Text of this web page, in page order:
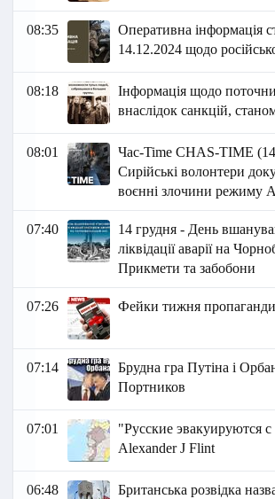
08:35
Оперативна інформація
14.12.2024 щодо
08:18
Інформація щодо
внаслідок санкцій,
08:01
Час-Time CHAS-TIME
Сирійські волонтери
воєнні злочини режиму
07:40
14 грудня - День
ліквідації аварії на
Прикмети та забобони
07:26 Фейки тижня
07:14
Брудна гра Путіна і
Портников
07:01
"Русские эвакуируются
Аlexander J Flint
06:48
Британська розвідка